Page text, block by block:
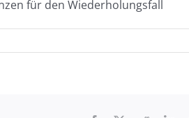
für den Wiederholungsfall